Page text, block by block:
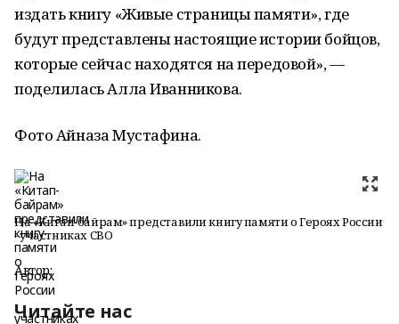
издать книгу «Живые страницы памяти», где
будут представлены настоящие истории бойцов,
которые сейчас находятся на передовой», —
поделилась Алла Иванникова.
Фото Айназа Мустафина.
На «Китап-байрам» представили книгу памяти о Героях России
- участниках СВО
Автор:
Читайте нас